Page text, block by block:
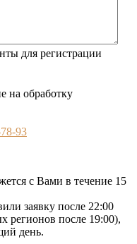
для регистрации
на обработку
93
с Вами в течение 15
заявку после 22:00
регионов после 19:00),
день.